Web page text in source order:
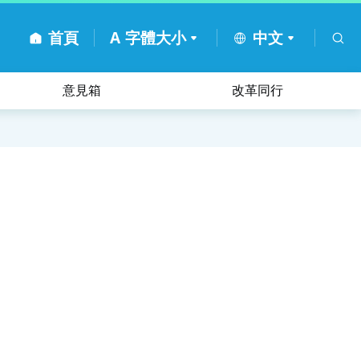
首頁 A 字體大小 中文
意見箱 改革同行